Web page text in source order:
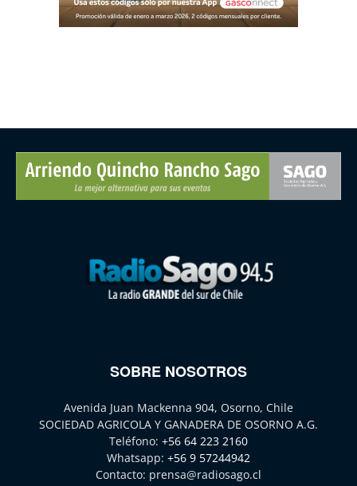
SOBRE NOSOTROS
Avenida Juan Mackenna 904, Osorno, Chile
SOCIEDAD AGRICOLA Y GANADERA DE OSORNO A.G.
Teléfono: +56 64 223 2160
Whatsapp: +56 9 57244942
Contacto: prensa@radiosago.cl